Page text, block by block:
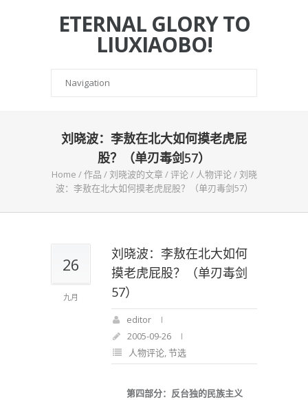
ETERNAL GLORY TO
LIUXIAOBO!
刘晓波：李敖在北大如何摸老虎屁
股？（单刃毒剑57）
Home /作品 /刘晓波的文章/评论/ 人物评论/刘晓
波：李敖在北大如何摸老虎屁股？（单刃毒剑57）
26
九月
刘晓波：李敖在北大如何
摸老虎屁股？（单刃毒剑
57）
editor
2005-09-26
人物评论,节选
第四部分：反台独的民族主义